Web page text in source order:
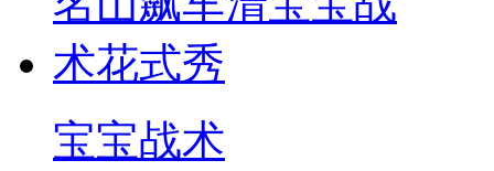
宝宝战术